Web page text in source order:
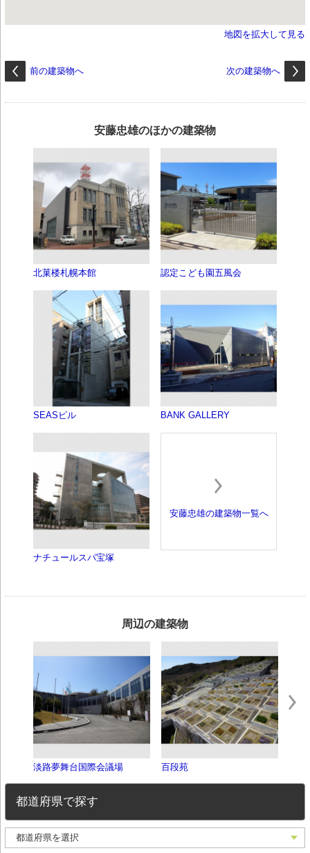
地図を拡大して見る
前の建築物へ 次の建築物へ
安藤忠雄のほかの建築物
北菓楼札幌本館 認定こども園五風会
SEASビル BANK GALLERY
ナチュールスパ宝塚
安藤忠雄の建築物一覧へ
周辺の建築物
淡路夢舞台国際会議場 百段苑
都道府県で探す